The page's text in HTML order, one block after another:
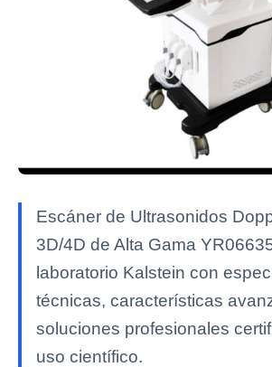
Escáner de Ultrasonidos
3D/4D de Alta Gama
laboratorio Kalstein con
técnicas, características
soluciones profesionales
uso científico.